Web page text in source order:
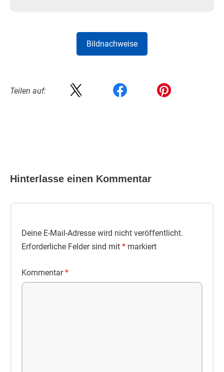
Bildnachweise
Teilen auf:
Hinterlasse einen Kommentar
Deine E-Mail-Adresse wird nicht veröffentlicht.
Erforderliche Felder sind mit * markiert
Kommentar*